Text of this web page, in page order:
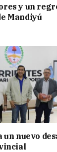
y un
Mandiyú
un nuevo